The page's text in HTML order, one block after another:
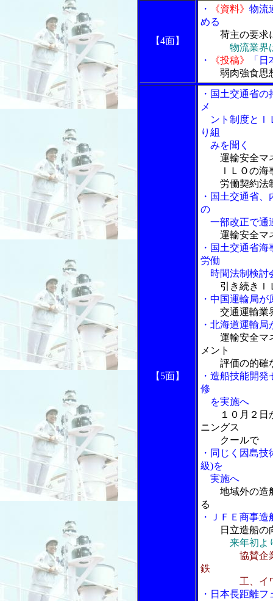
【4面】
・ 《資料》 物流
める
荷主の要求
物流業界
・
《投稿》
「
弱肉強食思
【5面】
・国土交通省
メ
ント制度とＩ
り組
みを聞く
運輸安全マ
ＩＬＯの海事
労働契約法
・国土交通省
の
一部改正で通
運輸安全マ
・国土交通省
労働
時間法制検討
引き続きＩ
・中国運輸局
交通運輸業
・北海道運輸
運輸安全マ
メント
評価の的確
・造船技能開
修
を実施へ
１０月２
ニングス
クールで
・同じく因島
級)を
実施へ
地域外の造
る
・ＪＦＥ商事
日立造船の
来年初よ
協賛企
鉄
工、イワキ
・日本長距離